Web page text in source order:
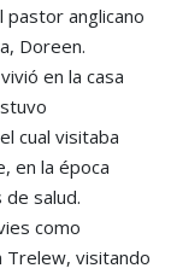
pastor anglicano
Doreen.
en la casa
cual visitaba
en la época
salud.
como
Trelew, visitando